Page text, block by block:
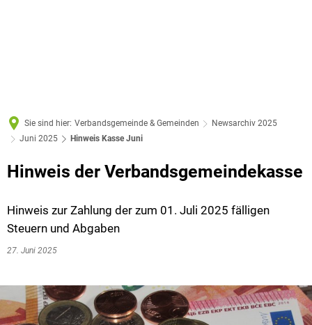
Sie sind hier: Verbandsgemeinde & Gemeinden
Newsarchiv 2025
Juni 2025
Hinweis Kasse Juni
Hinweis der Verbandsgemeindekasse
Hinweis zur Zahlung der zum 01. Juli 2025 fälligen
Steuern und Abgaben
27. Juni 2025